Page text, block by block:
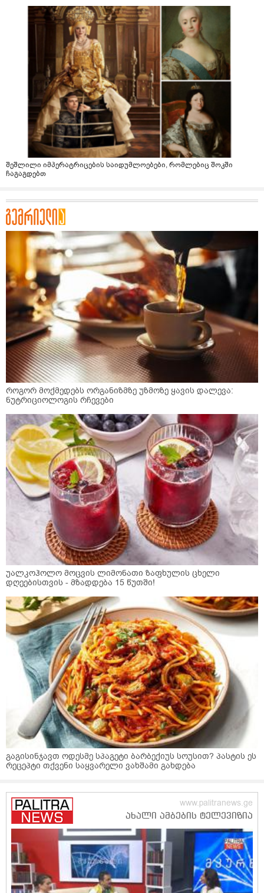
შეშლილი იმპერატრიცების საიდუმლოებები, რომლებიც შოკში
ჩაგაგდებთ
როგორ მოქმედებს ორგანიზმზე უზმოზე ყავის დალევა:
ნუტრიციოლოგის რჩევები
უალკოჰოლო მოცვის ლიმონათი ზაფხულის ცხელი
დღეებისთვის - მზადდება 15 წუთში!
გაგისინჯავთ ოდესმე სპაგეტი ბარბექიუს სოუსით? პასტის ეს
რეცეპტი თქვენი საყვარელი ვახშამი გახდება